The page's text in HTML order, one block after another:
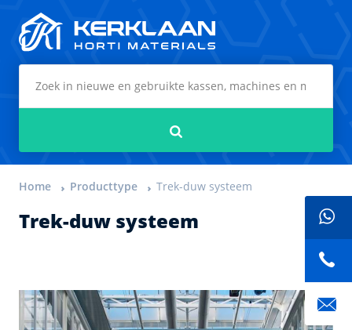
Home Producttype Trek-duw systeem
Trek-duw systeem